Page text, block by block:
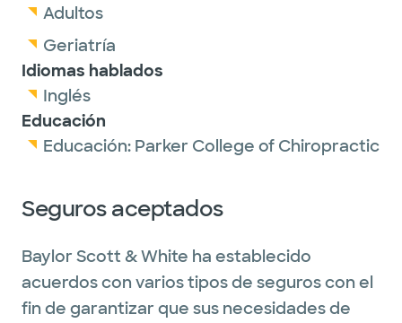
Adultos
Geriatría
Idiomas hablados
Inglés
Educación
Educación: Parker College of Chiropractic
Seguros aceptados
Baylor Scott & White ha establecido
acuerdos con varios tipos de seguros con el
fin de garantizar que sus necesidades de